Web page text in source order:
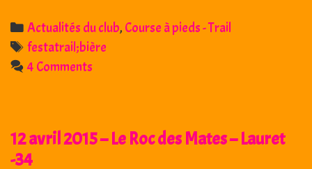
17
St
Categories
Actualités du club, Course à pieds - Trail
Tags
festatrail;bière
4 Comments
12 avril 2015 – Le Roc des Mates – Lauret
-34